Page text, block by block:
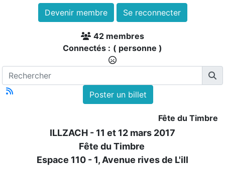
Devenir membre Se reconnecter
42 membres
Connectés : ( personne )
Poster un billet
Fête du Timbre
ILLZACH - 11 et 12 mars 2017
Fête du Timbre
Espace 110 - 1, Avenue rives de L'ill